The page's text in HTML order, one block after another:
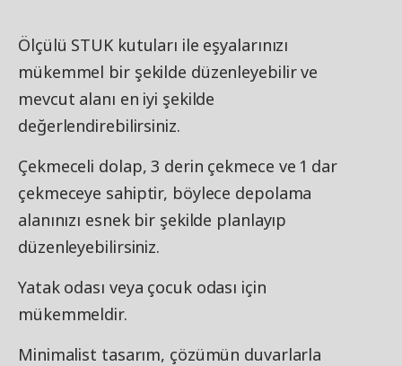
Ölçülü STUK kutuları ile eşyalarınızı
mükemmel bir şekilde düzenleyebilir ve
mevcut alanı en iyi şekilde
değerlendirebilirsiniz.
Çekmeceli dolap, 3 derin çekmece ve 1 dar
çekmeceye sahiptir, böylece depolama
alanınızı esnek bir şekilde planlayıp
düzenleyebilirsiniz.
Yatak odası veya çocuk odası için
mükemmeldir.
Minimalist tasarım, çözümün duvarlarla